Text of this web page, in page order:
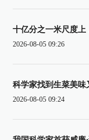
十亿分之一米尺度上
2026-08-05 09:26
科学家找到生菜美味
2026-08-05 09:24